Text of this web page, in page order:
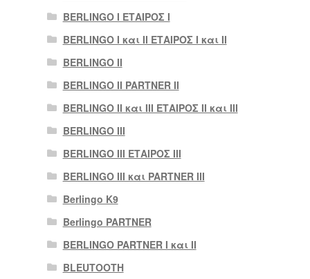
BERLINGO I ΕΤΑΙΡΟΣ Ι
BERLINGO I και II ΕΤΑΙΡΟΣ I και II
BERLINGO II
BERLINGO II PARTNER II
BERLINGO II και III ΕΤΑΙΡΟΣ II και III
BERLINGO III
BERLINGO III ΕΤΑΙΡΟΣ III
BERLINGO III και PARTNER III
Berlingo K9
Berlingo PARTNER
BERLINGO PARTNER I και II
BLEUTOOTH